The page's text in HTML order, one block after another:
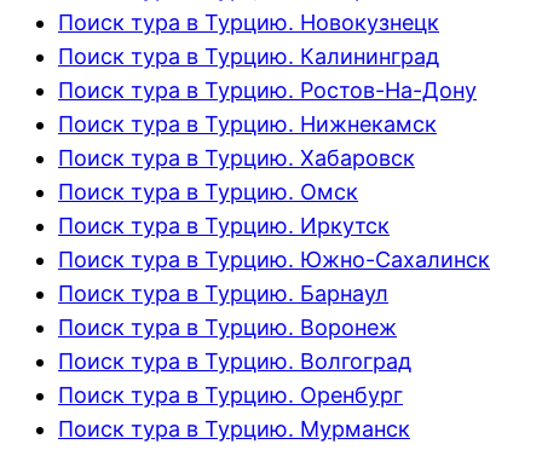
Поиск тура в Турцию. Новокузнецк
Поиск тура в Турцию. Калининград
Поиск тура в Турцию. Ростов-На-Дону
Поиск тура в Турцию. Нижнекамск
Поиск тура в Турцию. Хабаровск
Поиск тура в Турцию. Омск
Поиск тура в Турцию. Иркутск
Поиск тура в Турцию. Южно-Сахалинск
Поиск тура в Турцию. Барнаул
Поиск тура в Турцию. Воронеж
Поиск тура в Турцию. Волгоград
Поиск тура в Турцию. Оренбург
Поиск тура в Турцию. Мурманск